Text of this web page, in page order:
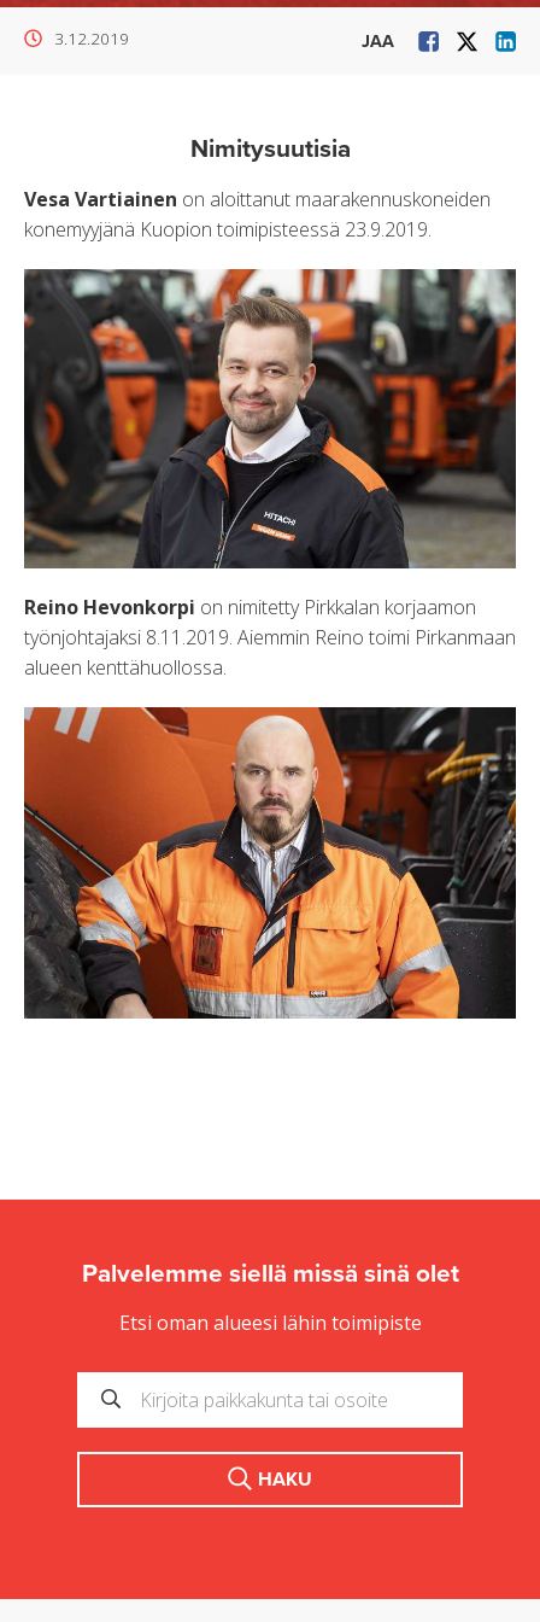
3.12.2019 JAA
Nimitysuutisia
Vesa Vartiainen on aloittanut maarakennuskoneiden
konemyyjänä Kuopion toimipisteessä 23.9.2019.
Reino Hevonkorpi on nimitetty Pirkkalan korjaamon
työnjohtajaksi 8.11.2019. Aiemmin Reino toimi Pirkanmaan
alueen kenttähuollossa.
Palvelemme siellä missä sinä olet
Etsi oman alueesi lähin toimipiste
HAKU